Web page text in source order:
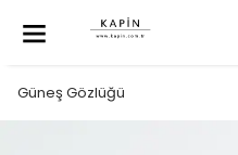
Güneş Gözlüğü